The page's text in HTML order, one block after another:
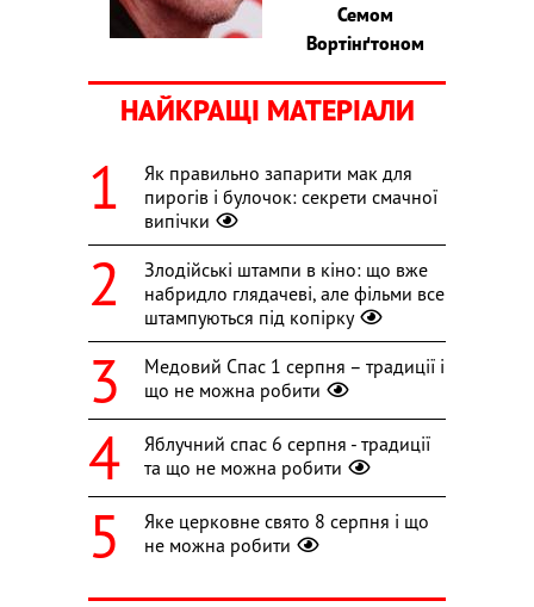
Семом
Вортінґтоном
НАЙКРАЩІ МАТЕРІАЛИ
Як правильно запарити мак для
пирогів і булочок: секрети смачної
випічки
Злодійські штампи в кіно: що вже
набридло глядачеві, але фільми все
штампуються під копірку
Медовий Спас 1 серпня – традиції і
що не можна робити
Яблучний спас 6 серпня - традиції
та що не можна робити
Яке церковне свято 8 серпня і що
не можна робити